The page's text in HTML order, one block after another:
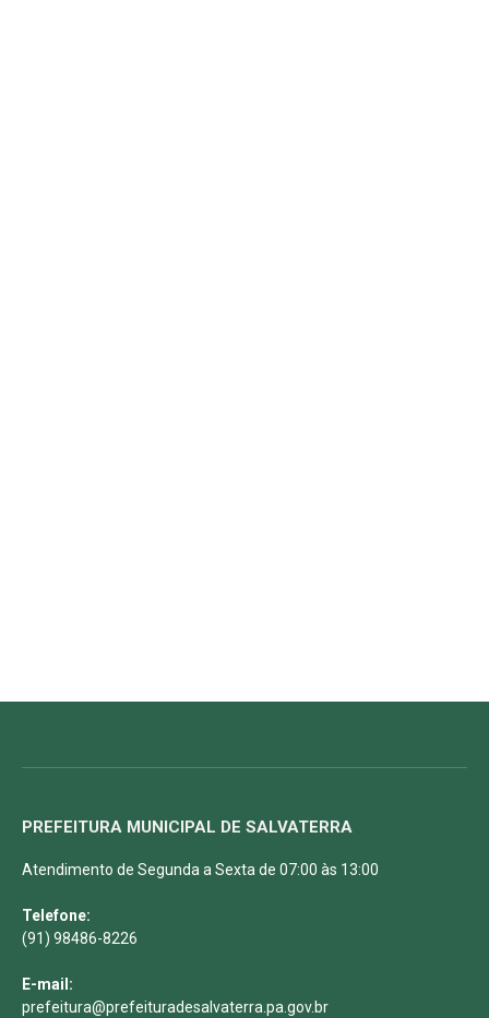
PREFEITURA MUNICIPAL DE SALVATERRA
Atendimento de Segunda a Sexta de 07:00 às 13:00
Telefone:
(91) 98486-8226
E-mail:
prefeitura@prefeituradesalvaterra.pa.gov.br